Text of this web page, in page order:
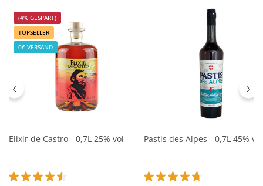
(4% GESPART)
TOPSELLER
0€ VERSAND
Elixir de Castro - 0,7L 25% vol Pastis des Alpes - 0,7L 45% vol